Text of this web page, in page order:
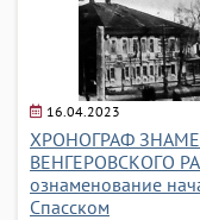
16.04.2023
ХРОНОГРАФ
ВЕНГЕРОВСКОГО
ознаменование
Спасском